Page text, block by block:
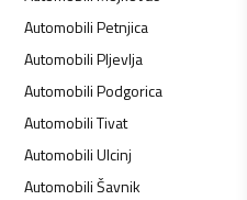
AutomobiliPetnjica
AutomobiliPljevlja
AutomobiliPodgorica
AutomobiliTivat
AutomobiliUlcinj
AutomobiliŠavnik